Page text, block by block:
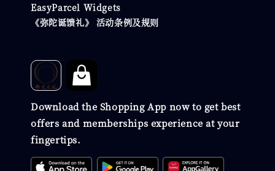
EasyParcel Widgets
《弥陀诞馈礼》 活动条例及规则
Download the Shopping App now to get best
offers and memberships experience at your
fingertips.